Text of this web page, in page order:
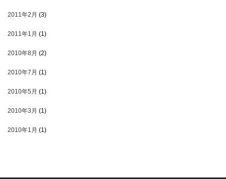
2011年2月 (3)
2011年1月 (1)
2010年8月 (2)
2010年7月 (1)
2010年5月 (1)
2010年3月 (1)
2010年1月 (1)